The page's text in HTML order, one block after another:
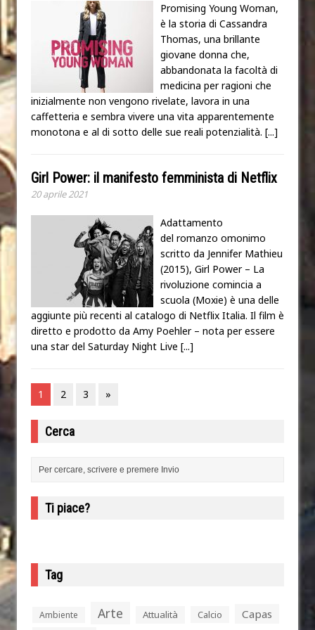
Promising Young Woman,
è la storia di Cassandra
Thomas, una brillante
giovane donna che,
abbandonata la facoltà di
medicina per ragioni che
inizialmente non vengono rivelate, lavora in una
caffetteria e sembra vivere una vita apparentemente
monotona e al di sotto delle sue reali potenzialità. [...]
Girl Power: il manifesto femminista di Netflix
20 aprile 2021
Adattamento
del romanzo omonimo
scritto da Jennifer Mathieu
(2015), Girl Power – La
rivoluzione comincia a
scuola (Moxie) è una delle
aggiunte più recenti al catalogo di Netflix Italia. Il film è
diretto e prodotto da Amy Poehler – nota per essere
una star del Saturday Night Live [...]
1 2 3 »
Cerca
Ti piace?
Tag
Ambiente Arte Attualità Calcio Capas